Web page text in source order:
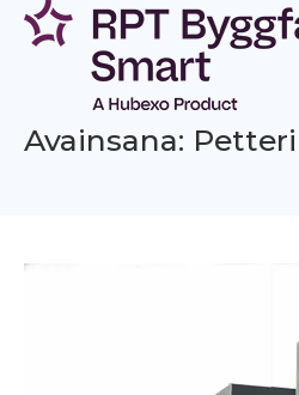
Siirry
sisältöön
Avainsana: